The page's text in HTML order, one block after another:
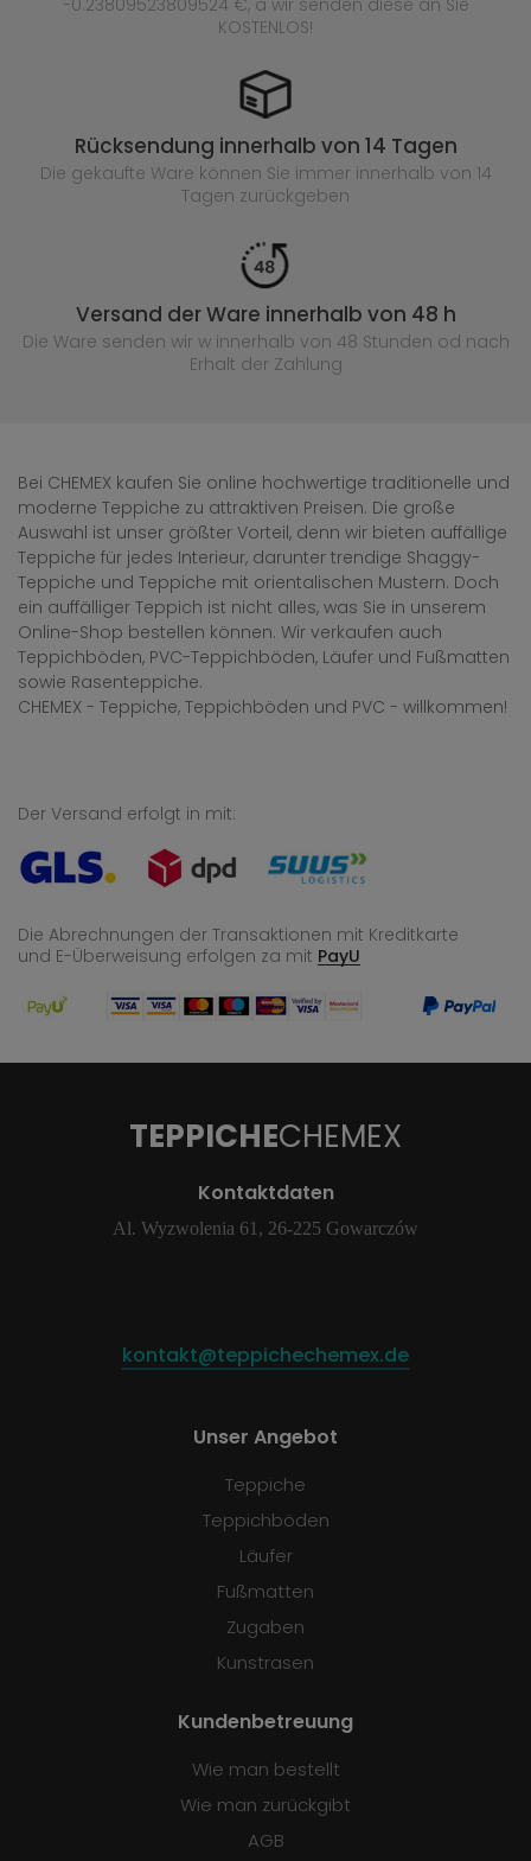
-0.23809523809524 €, a wir senden diese an Sie
KOSTENLOS!
Rücksendung innerhalb von 14 Tagen
Die gekaufte Ware können Sie immer innerhalb von 14
Tagen zurückgeben
Versand der Ware innerhalb von 48 h
Die Ware senden wir w innerhalb von 48 Stunden od nach
Erhalt der Zahlung
Bei CHEMEX kaufen Sie online hochwertige traditionelle und
moderne Teppiche zu attraktiven Preisen. Die große
Auswahl ist unser größter Vorteil, denn wir bieten auffällige
Teppiche für jedes Interieur, darunter trendige Shaggy-
Teppiche und Teppiche mit orientalischen Mustern. Doch
ein auffälliger Teppich ist nicht alles, was Sie in unserem
Online-Shop bestellen können. Wir verkaufen auch
Teppichböden, PVC-Teppichböden, Läufer und Fußmatten
sowie Rasenteppiche.
CHEMEX - Teppiche, Teppichböden und PVC - willkommen!
Der Versand erfolgt in mit:
Die Abrechnungen der Transaktionen mit Kreditkarte
und E-Überweisung erfolgen za mit PayU
TEPPICHECHEMEX
Kontaktdaten
Al. Wyzwolenia 61, 26-225 Gowarczów
kontakt@teppichechemex.de
Unser Angebot
Teppiche
Teppichböden
Läufer
Fußmatten
Zugaben
Kunstrasen
Kundenbetreuung
Wie man bestellt
Wie man zurückgibt
AGB